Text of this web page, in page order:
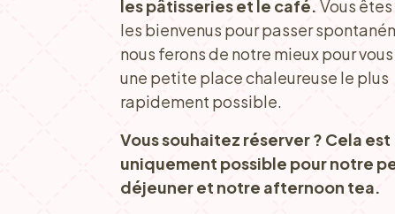
les pâtisseries et le café. Vous
les bienvenus pour passer
nous ferons de notre mieux pour
une petite place chaleureuse le plus
rapidement possible.
Vous souhaitez réserver ? Cela est
uniquement possible pour notre
déjeuner et notre afternoon tea.